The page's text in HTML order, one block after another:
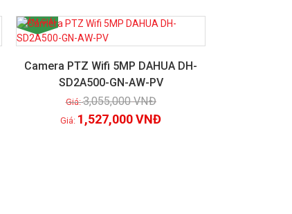
GIẢM GIÁ!
Xem chi tiết
Camera PTZ Wifi 5MP DAHUA DH-
SD2A500-GN-AW-PV
3,055,000VNĐ
1,527,000VNĐ